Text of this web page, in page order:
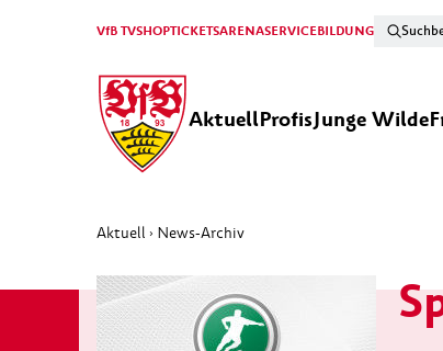
VfB TVSHOPTICKETSARENASERVICEBILDUNG
AktuellProfisJunge Wilde
Aktuell › News-Archiv